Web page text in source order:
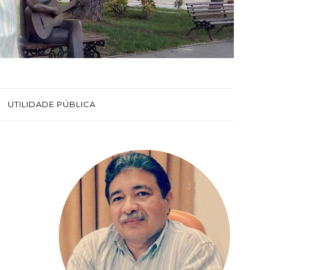
UTILIDADE PÚBLICA